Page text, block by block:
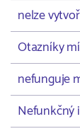
nelze
Otazníky
nefunguje
Nefunkčný